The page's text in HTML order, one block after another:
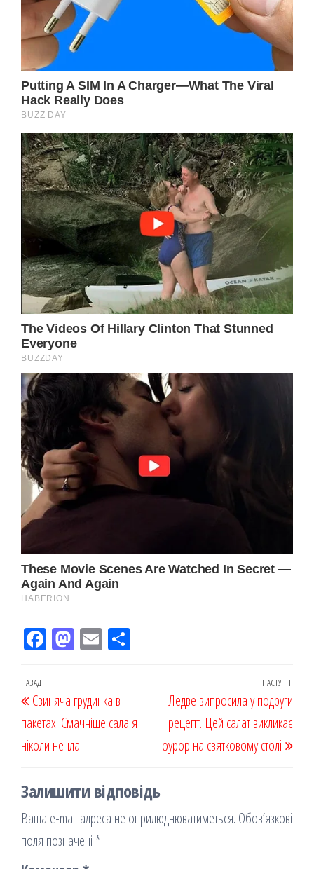
Fac
k
M
on
Em
я
Навігація
записів
Попередній
запис
НАЗАД
Свиняча грудинка в
пакетах! Смачніше сала я
ніколи не їла
НАСТУПН.
Ледве випросила у подруги
рецепт. Цей салат викликає
фурор на святковому столі
Залишити відповідь
Ваша e-mail адреса не оприлюднюватиметься. Обов’язкові
поля позначені *